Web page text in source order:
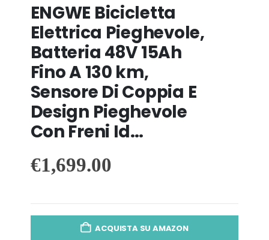
ENGWE Bicicletta
Elettrica Pieghevole,
Batteria 48V 15Ah
Fino A 130 km,
Sensore Di Coppia E
Design Pieghevole
Con Freni Id…
€1,699.00
ACQUISTA SU AMAZON